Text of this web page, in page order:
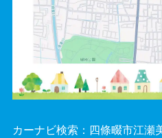
カーナビ検索：四條畷市江瀬